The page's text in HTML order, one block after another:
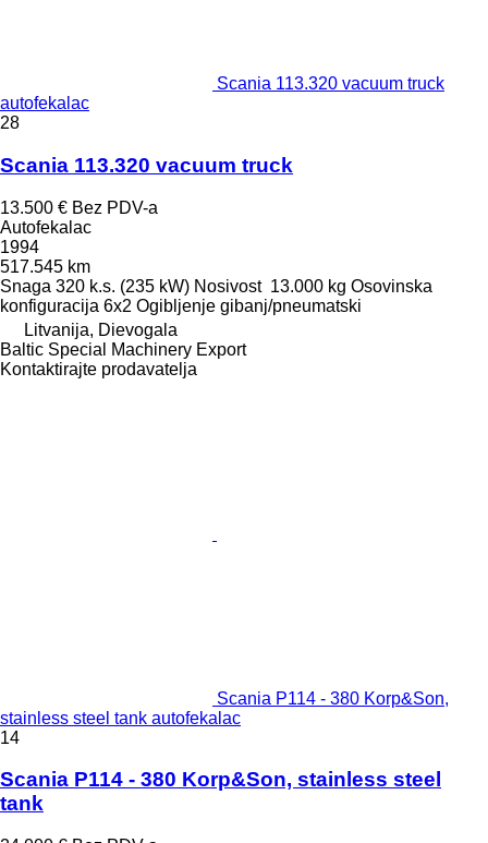
Scania 113.320 vacuum truck
autofekalac
28
Scania 113.320 vacuum truck
13.500 € Bez PDV-a
Autofekalac
1994
517.545 km
Snaga 320 k.s. (235 kW) Nosivost 13.000 kg Osovinska
konfiguracija 6x2 Ogibljenje gibanj/pneumatski
Litvanija, Dievogala
Baltic Special Machinery Export
Kontaktirajte prodavatelja
Scania P114 - 380 Korp&Son,
stainless steel tank autofekalac
14
Scania P114 - 380 Korp&Son, stainless steel
tank